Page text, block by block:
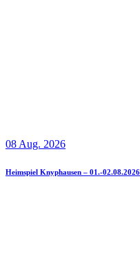
08 Aug. 2026
Heimspiel Knyphausen – 01.-